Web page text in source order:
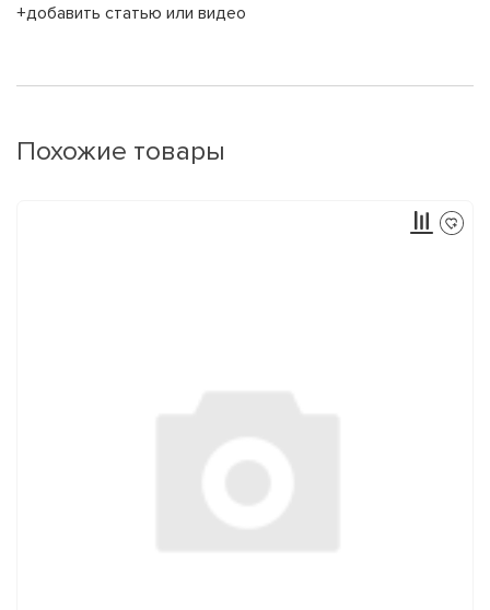
+добавить статью или видео
Похожие товары